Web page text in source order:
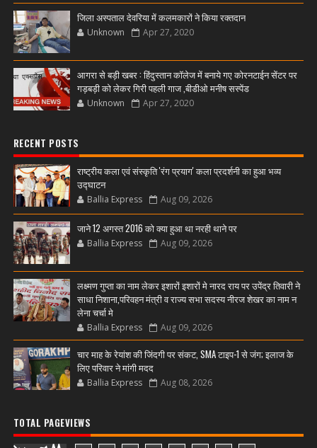
जिला अस्पताल देवरिया में कलमकारों ने किया रक्तदान
Unknown Apr 27, 2020
आगरा से बड़ी खबर : हिंदुस्तान कॉलेज में बनाये गए कोरनटाईन सेंटर पर
गड़बड़ी को लेकर गिरी पहली गाज ,बीडीओ मनीष सस्पेंड
Unknown Apr 27, 2020
RECENT POSTS
राष्ट्रीय कला एवं संस्कृति 'रंग प्रयाग' कला प्रदर्शनी का हुआ भव्य
उद्घाटन
Ballia Express Aug 09, 2026
जाने 12 अगस्त 2016 को क्या हुआ था नरही थाने पर
Ballia Express Aug 09, 2026
लक्ष्मण गुप्ता का नाम लेकर इशारों इशारों मे नारद राय पर उपेंद्र तिवारी ने
साधा निशाना,परिवहन मंत्री व राज्य सभा सदस्य नीरज शेखर का नाम न
लेना चर्चा मे
Ballia Express Aug 09, 2026
चार माह के रेयांश की जिंदगी पर संकट, SMA टाइप-1 से जंग; इलाज के
लिए परिवार ने मांगी मदद
Ballia Express Aug 08, 2026
TOTAL PAGEVIEWS